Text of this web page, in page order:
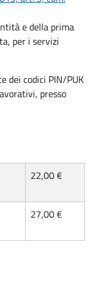
e della prima
per i servizi
dei codici PIN/PUK
presso
22,00 €
27,00 €